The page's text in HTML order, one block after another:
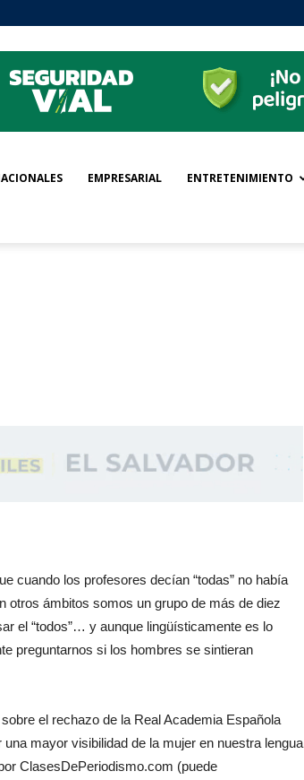
EMPRESARIAL ENTRETENIMIENTO
cuando los profesores decían “todas” no había
otros ámbitos somos un grupo de más de diez
el “todos”… y aunque lingüísticamente es lo
preguntarnos si los hombres se sintieran
el rechazo de la Real Academia Española
mayor visibilidad de la mujer en nuestra lengua
ClasesDePeriodismo.com (puede